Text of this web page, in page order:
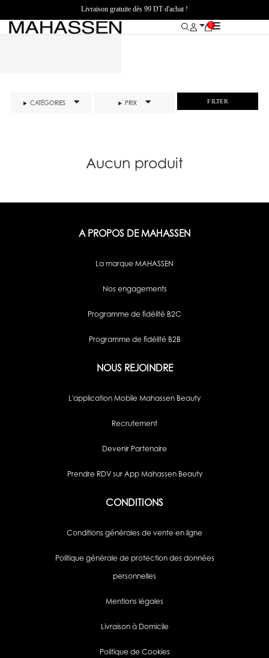
Livraison gratuite dès 99 DT d'achat !
0
CATÉGORIES PRIX FILTER
Aucun produit
A PROPOS DE MAHASSEN
La marque MAHASSEN
Nos engagements
Programme de fidélité B2C
Programme de fidélité B2B
NOUS REJOINDRE
L'application Mobile Mahassen Beauty
Recrutement
Devenir Partenaire
Prendre RDV sur App Mahassen Beauty
CONDITIONS
Conditions générales de vente en ligne
Politique générale de protection des données
personnelles
Mentions légales
Livraison à Domicile
Politique de Cookies